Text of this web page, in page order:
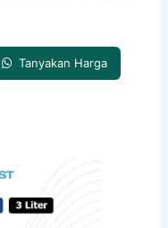
Tanyakan Harga